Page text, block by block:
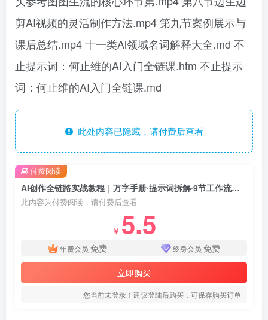
剪AI视频的灵活制作方法.mp4 第九节案例展示与
课后总结.mp4 十一类Al领域名词解释大全.md 不
止提示词：何止维的AI入门全链课.htm 不止提示
词：何止维的AI入门全链课.md
此处内容已隐藏，请付费后查看
AI创作全链路实战教程｜万字手册·提示词拆解·9节工作流课，打造稳定高质量AI视频作品
此内容为付费阅读，请付费后查看
￥ 5.5
年费会员 免费 终身会员 免费
立即购买
您当前未登录！建议登陆后购买，可保存购买订单
付费阅读